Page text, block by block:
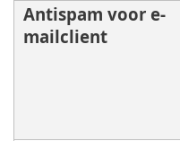
Antispam voor e-
mailclient